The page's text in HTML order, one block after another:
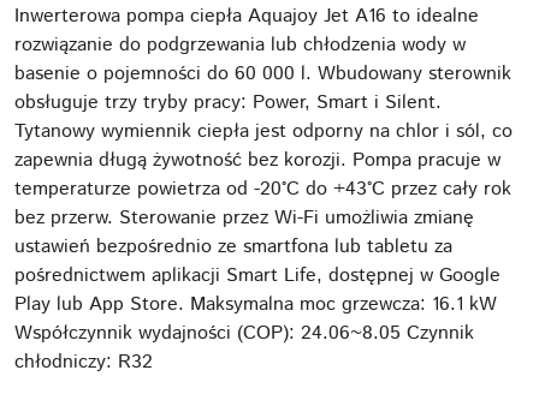
Inwerterowa pompa ciepła Aquajoy Jet A16 to idealne
rozwiązanie do podgrzewania lub chłodzenia wody w
basenie o pojemności do 60 000 l. Wbudowany sterownik
obsługuje trzy tryby pracy: Power, Smart i Silent.
Tytanowy wymiennik ciepła jest odporny na chlor i sól, co
zapewnia długą żywotność bez korozji. Pompa pracuje w
temperaturze powietrza od -20°C do +43°C przez cały rok
bez przerw. Sterowanie przez Wi-Fi umożliwia zmianę
ustawień bezpośrednio ze smartfona lub tabletu za
pośrednictwem aplikacji Smart Life, dostępnej w Google
Play lub App Store. Maksymalna moc grzewcza: 16.1 kW
Współczynnik wydajności (COP): 24.06~8.05 Czynnik
chłodniczy: R32